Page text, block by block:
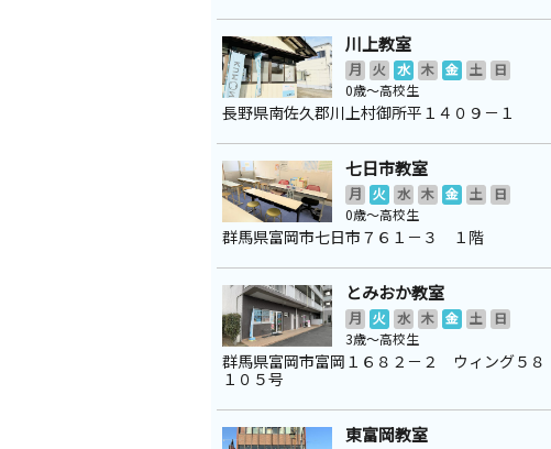
川上教室
月 火 水 木 金 土
日
0歳～高校生
長野県南佐久郡川上村御所平１４０９－１
七日市教室
月 火 水 木 金 土
日
0歳～高校生
群馬県富岡市七日市７６１－３ １階
とみおか教室
月 火 水 木 金 土
日
3歳～高校生
群馬県富岡市富岡１６８２－２ ウィング５８
１０５号
東富岡教室